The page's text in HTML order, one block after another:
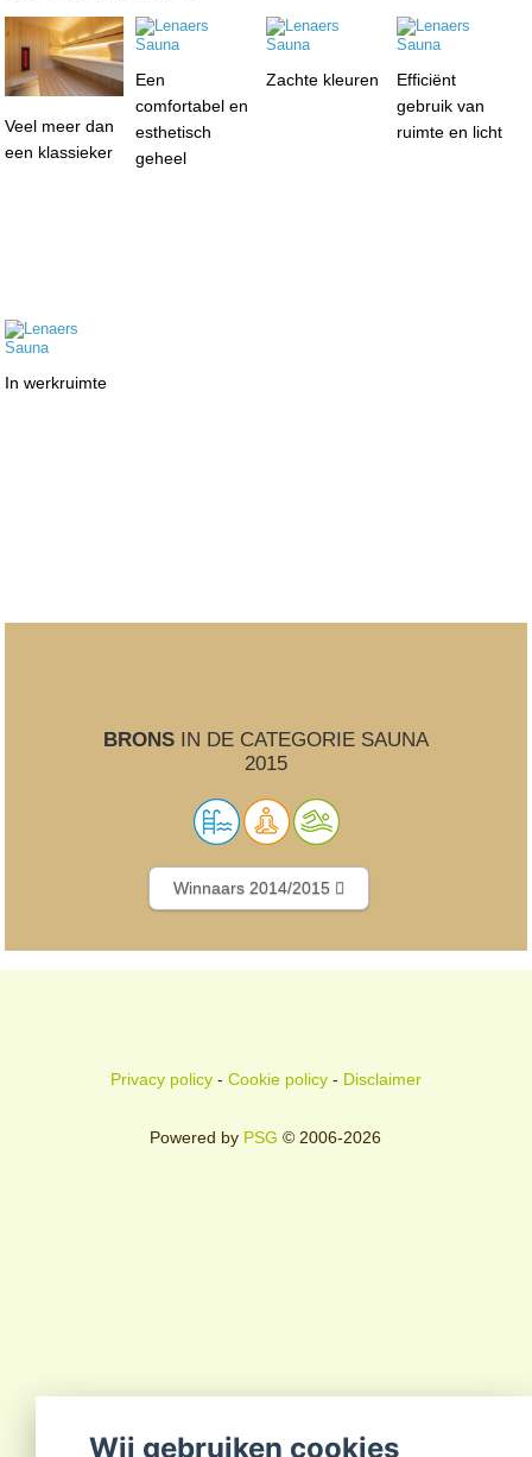
Veel meer dan
een klassieker
Een
comfortabel en
esthetisch
geheel
Zachte kleuren
Efficiënt
gebruik van
ruimte en licht
In werkruimte
BRONSIN DE CATEGORIE SAUNA
2015
Winnaars 2014/2015
Privacy policy- Cookie policy- Disclaimer
Powered by PSG © 2006-2026
Wij gebruiken cookies